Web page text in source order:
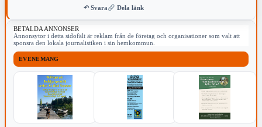
↶ Svara Dela länk
BETALDA ANNONSER
Annonsytor i detta sidofält är reklam från de företag och organisationer som valt att
sponsra den lokala journalistiken i sin hemkommun.
EVENEMANG